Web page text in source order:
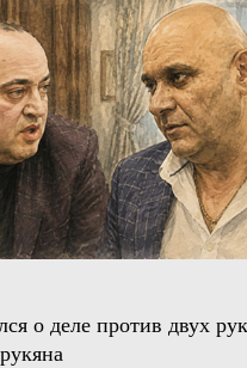
о деле против двух